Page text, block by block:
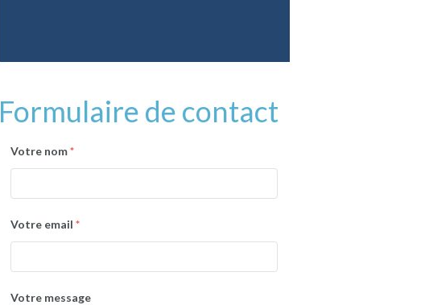
Formulaire de contact
Votre nom*
Votre email *
Votre message